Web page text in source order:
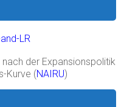
nach der Expansionspolitik
Kurve (NAIRU)